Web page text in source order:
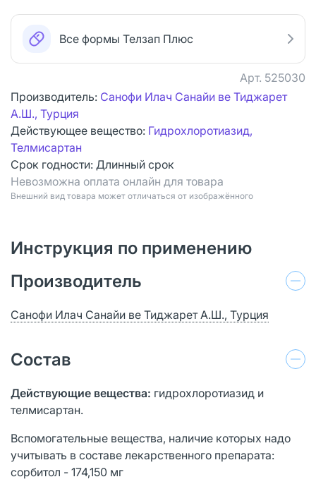
Все формы Телзап Плюс
Арт. 525030
Производитель: Санофи Илач Санайи ве Тиджарет
А.Ш., Турция
Действующее вещество: Гидрохлоротиазид,
Телмисартан
Срок годности: Длинный срок
Невозможна оплата онлайн для товара
Bнешний вид товара может отличаться от изображённого
Инструкция по применению
Производитель
Санофи Илач Санайи ве Тиджарет А.Ш., Турция
Состав
Действующие вещества: гидрохлоротиазид и
телмисартан.
Вспомогательные вещества, наличие которых надо
учитывать в составе лекарственного препарата:
сорбитол - 174,150 мг